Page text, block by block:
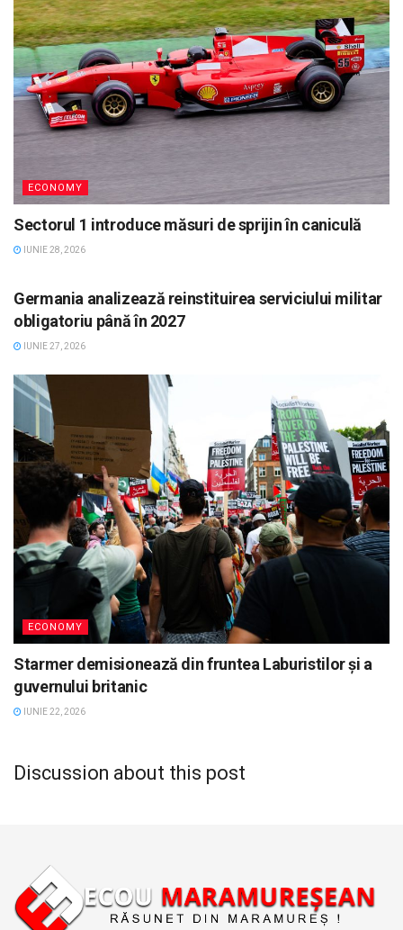
ECONOMY
Sectorul 1 introduce măsuri de sprijin în caniculă
IUNIE 28, 2026
Germania analizează reinstituirea serviciului militar
obligatoriu până în 2027
IUNIE 27, 2026
ECONOMY
Starmer demisionează din fruntea Laburistilor și a
guvernului britanic
IUNIE 22, 2026
Discussion about this post